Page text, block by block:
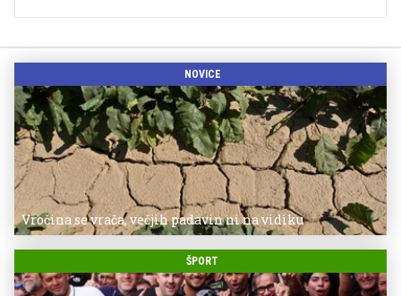
NOVICE
Vročina se vrača, večjih padavin ni na vidiku
ŠPORT